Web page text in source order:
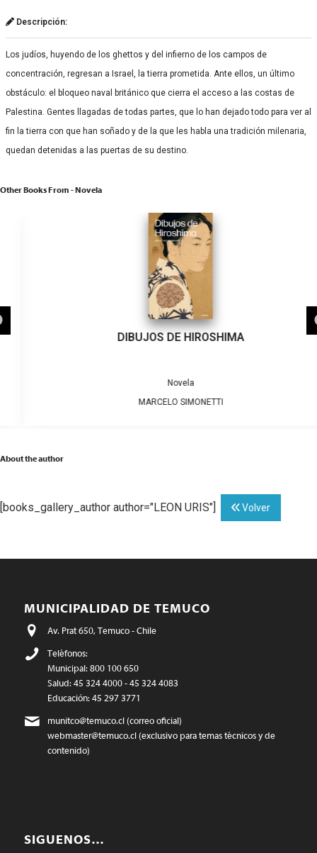
Descripción:
Los judíos, huyendo de los ghettos y del infierno de los campos de
concentración, regresan a Israel, la tierra prometida. Ante ellos, un último
obstáculo: el bloqueo naval británico que cierra el acceso a las costas de
Palestina. Gentes llagadas de todas partes, que lo han dejado todo para ver al
fin la tierra con que han soñado y de la que les habla una tradición milenaria,
quedan detenidas a las puertas de su destino.
Other Books From - Novela
DIBUJOS DE HIROSHIMA
Novela
MARCELO SIMONETTI
About the author
[books_gallery_author author="LEON URIS"] Volver
MUNICIPALIDAD DE TEMUCO
Av. Prat 650, Temuco - Chile
Teléfonos:
Municipal: 800 100 650
Salud: 45 324 4000 - 45 324 4083
Educación: 45 297 3771
munitco@temuco.cl(correo oficial)
webmaster@temuco.cl(exclusivo para temas técnicos y de
contenido)
SIGUENOS…